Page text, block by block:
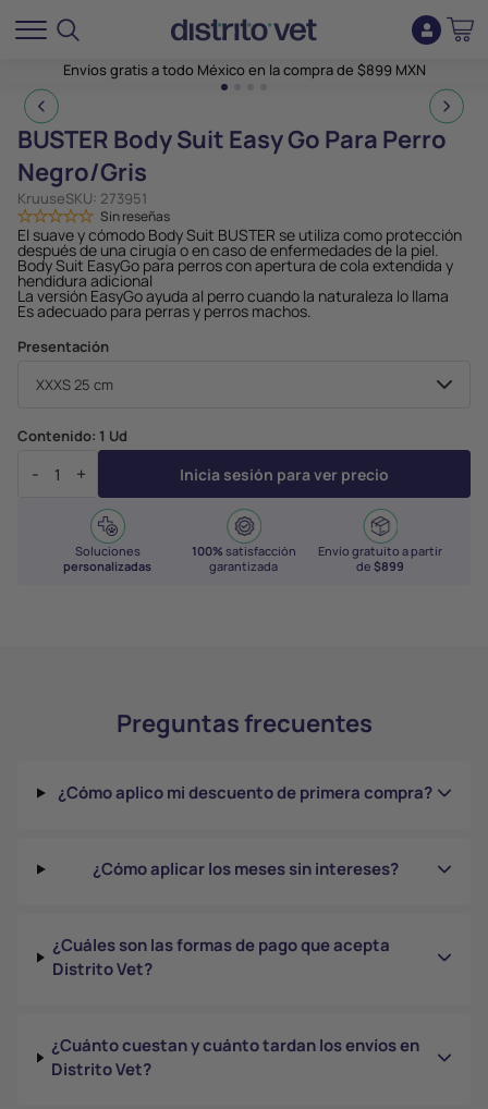
Envíos gratis a todo México en la compra de $899 MXN
1
BUSTER Body Suit Easy Go Para Perro
Negro/Gris
KruuseSKU: 273951
Sin reseñas
El suave y cómodo Body Suit BUSTER se utiliza como protección
después de una cirugía o en caso de enfermedades de la piel.
Body Suit EasyGo para perros con apertura de cola extendida y
hendidura adicional
La versión EasyGo ayuda al perro cuando la naturaleza lo llama
Es adecuado para perras y perros machos.
Presentación
Contenido: 1 Ud
- + Inicia sesión para ver precio
Soluciones
personalizadas
100% satisfacción
garantizada
Envío gratuito a partir
de$899
Preguntas frecuentes
¿Cómo aplico mi descuento de primera compra?
¿Cómo aplicar los meses sin intereses?
¿Cuáles son las formas de pago que acepta
Distrito Vet?
¿Cuánto cuestan y cuánto tardan los envíos en
Distrito Vet?